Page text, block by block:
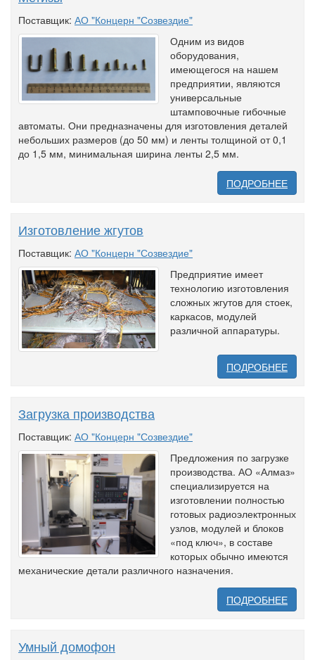
Поставщик: АО "Концерн "Созвездие"
Одним из видов
оборудования,
имеющегося на нашем
предприятии, являются
универсальные
штамповочные гибочные
автоматы. Они предназначены для изготовления деталей
небольших размеров (до 50 мм) и ленты толщиной от 0,1
до 1,5 мм, минимальная ширина ленты 2,5 мм.
ПОДРОБНЕЕ
Изготовление жгутов
Поставщик: АО "Концерн "Созвездие"
Предприятие имеет
технологию изготовления
сложных жгутов для стоек,
каркасов, модулей
различной аппаратуры.
ПОДРОБНЕЕ
Загрузка производства
Поставщик: АО "Концерн "Созвездие"
Предложения по загрузке
производства. АО «Алмаз»
специализируется на
изготовлении полностью
готовых радиоэлектронных
узлов, модулей и блоков
«под ключ», в составе
которых обычно имеются
механические детали различного назначения.
ПОДРОБНЕЕ
Умный домофон